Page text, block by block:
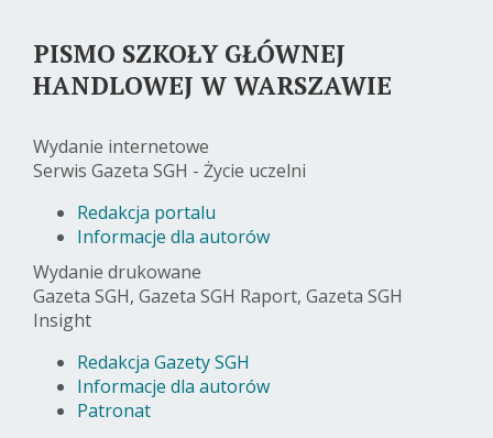
PISMO SZKOŁY GŁÓWNEJ
HANDLOWEJ W WARSZAWIE
Wydanie internetowe
Serwis Gazeta SGH - Życie uczelni
Redakcja portalu
Informacje dla autorów
Wydanie drukowane
Gazeta SGH, Gazeta SGH Raport, Gazeta SGH
Insight
Redakcja Gazety SGH
Informacje dla autorów
Patronat